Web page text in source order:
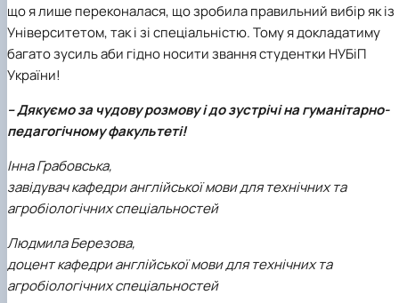
що я лише переконалася, що зробила правильний вибір як із
Університетом, так і зі спеціальністю. Тому я докладатиму
багато зусиль аби гідно носити звання студентки НУБіП
України!
– Дякуємо за чудову розмову і до зустрічі на гуманітарно-
педагогічному факультеті!
Інна Грабовська,
завідувач кафедри англійської мови для технічних та
агробіологічних спеціальностей
Людмила Березова,
доцент кафедри англійської мови для технічних та
агробіологічних спеціальностей